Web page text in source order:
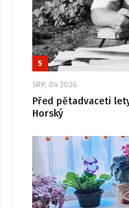
5
SRP, 04 2026
Před pětadvaceti
Horský